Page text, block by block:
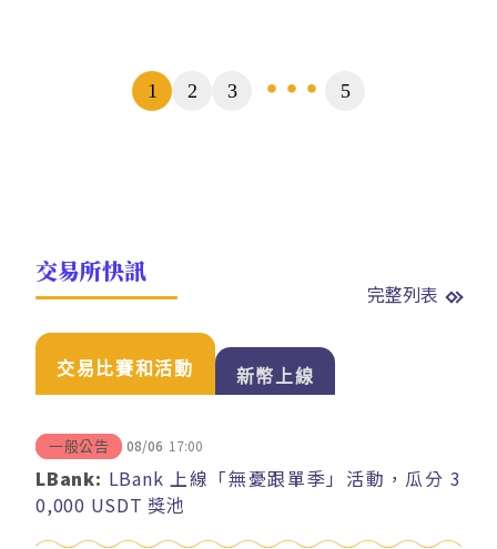
1 2 3 ... 5
交易所快訊
完整列表
交易比賽和活動 新幣上線
一般公告 08/06 17:00
LBank: LBank 上線「無憂跟單季」活動，瓜分 3
0,000 USDT 獎池